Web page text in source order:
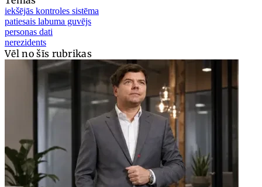
iekšējās kontroles sistēma
patiesais labuma guvējs
personas dati
nerezidents
Vēl no šīs rubrikas